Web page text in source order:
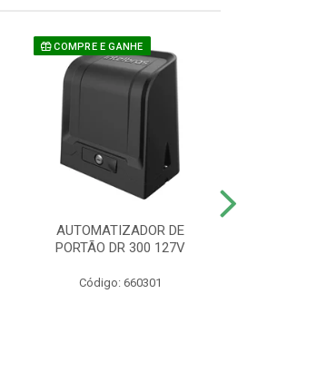
COMPRE E GANHE
AUTOMATIZADOR DE
PORTÃO DR 300 127V
Código: 660301